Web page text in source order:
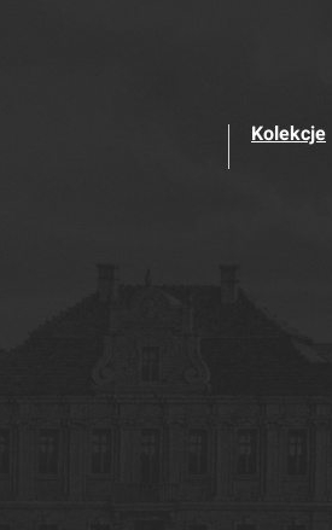
Kolekcje